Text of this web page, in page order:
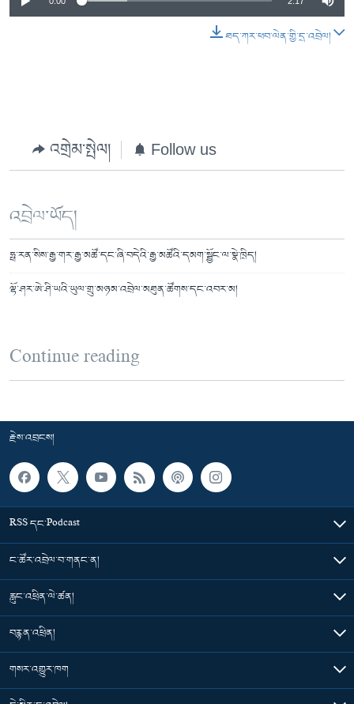
ཐད་ཀར་ཕབ་ལེན་གྱི་དྲ་འབྲེལ།
འགྲེམ་སྤེལ། Follow us
འབྲེལ་ཡོད།
ཧྥ་རན་སིས་རྒྱ་གར་རྒྱ་མཚོ་དང་ཞི་བདེའི་རྒྱ་མཚོའི་དམག་སྦྱོང་ལ་སྣེ་ཁྲིད།
ལྷོ་ཤར་ཨེ་ཤི་ཡའི་ཡུལ་གྲུ་མཉམ་འབྲེལ་མཐུན་ཚོགས་དང་འབར་མ།
Continue reading
རྗེས་འབྲངས།
RSS དང་Podcast
ང་ཚོར་འབྲེལ་བ་གནང་ན།
རླུང་འཕྲིན་ལེ་ཚན།
བརྙན་འཕྲིན།
གསར་འགྱུར་ཁག